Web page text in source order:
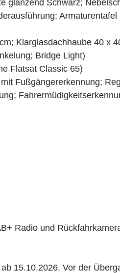
glänzend Schwarz;
Klarglasdachhaube 40 x
Bridge Light)
Flatsat Classic 65)
Fußgängererkennung;
Radio und
15.10.2026. Vor der